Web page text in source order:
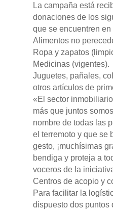
La campaña está
donaciones de los
que se encuentren
Alimentos no
Ropa y zapatos
Medicinas (vigentes).
Juguetes, pañales,
otros artículos de
«El sector
más que juntos
nombre de todas las
el terremoto y que se
gesto, ¡muchísimas
bendiga y proteja a
voceros de la
Centros de acopio y
Para facilitar la
dispuesto dos puntos